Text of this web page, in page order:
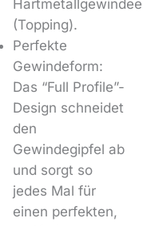
(Topping).
Perfekte
Gewindeform:
Das “Full Profile”-
Design schneidet
den
Gewindegipfel ab
und sorgt so
jedes Mal für
einen perfekten,